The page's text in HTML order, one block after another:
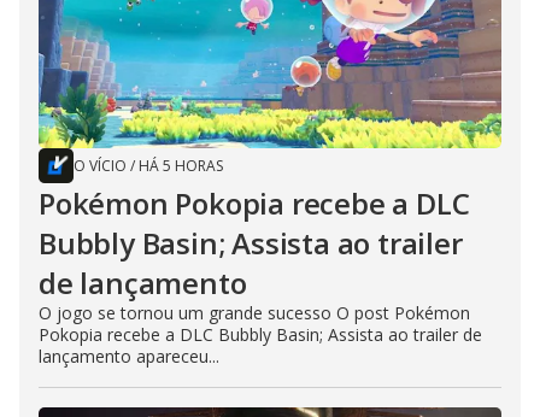
O VÍCIO / HÁ 5 HORAS
Pokémon Pokopia recebe a DLC
Bubbly Basin; Assista ao trailer
de lançamento
O jogo se tornou um grande sucesso O post Pokémon
Pokopia recebe a DLC Bubbly Basin; Assista ao trailer de
lançamento apareceu...